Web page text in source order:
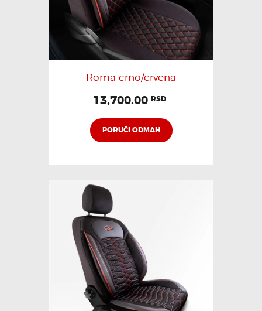
Roma crno/crvena
13,700.00 RSD
PORUČI ODMAH